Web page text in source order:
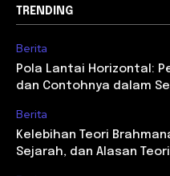
TRENDING
Berita
Pola Lantai Horizontal:
dan Contohnya dalam
Berita
Kelebihan Teori
Sejarah, dan Alasan